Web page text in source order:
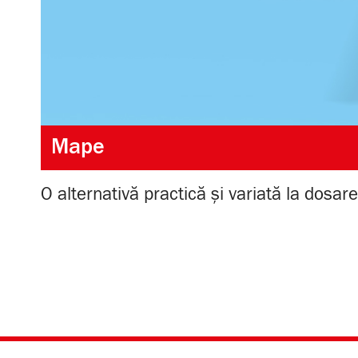
Mape
O alternativă practică și variată la